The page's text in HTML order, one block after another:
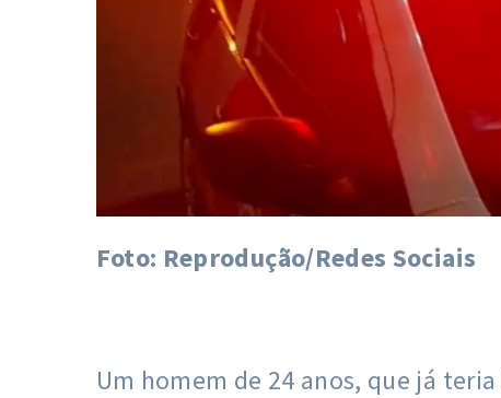
Foto: Reprodução/Redes Sociais
Um homem de 24 anos, que já